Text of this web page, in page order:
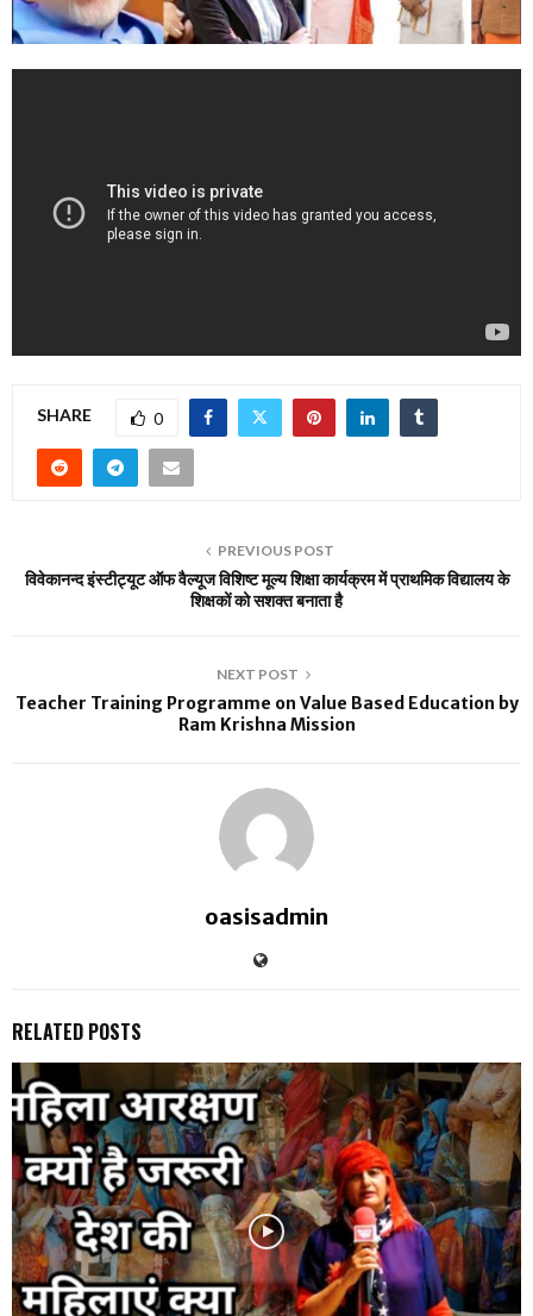
SHARE 0
PREVIOUS POST
विवेकानन्द इंस्टीट्यूट ऑफ वैल्यूज विशिष्ट मूल्य शिक्षा कार्यक्रम में प्राथमिक विद्यालय के
शिक्षकों को सशक्त बनाता है
NEXT POST
Teacher Training Programme on Value Based Education by
Ram Krishna Mission
oasisadmin
RELATED POSTS